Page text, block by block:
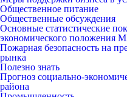
Общественное питание
Общественные обсуждения
Основные статистические
экономического положения
Пожарная безопасность на
рынка
Полезно знать
Прогноз социально-
района